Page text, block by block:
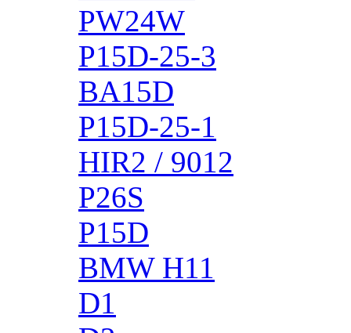
PW24W
P15D-25-3
BA15D
P15D-25-1
HIR2 / 9012
P26S
P15D
BMW H11
D1